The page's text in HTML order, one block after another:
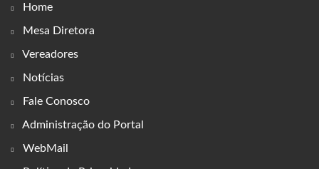
Home
Mesa Diretora
Vereadores
Notícias
Fale Conosco
Administração do Portal
WebMail